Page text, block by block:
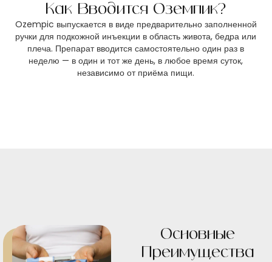
Как Вводится Оземпик?
Ozempic выпускается в виде предварительно заполненной
ручки для подкожной инъекции в область живота, бедра или
плеча. Препарат вводится самостоятельно один раз в
неделю — в один и тот же день, в любое время суток,
независимо от приёма пищи.
Основные
Преимущества